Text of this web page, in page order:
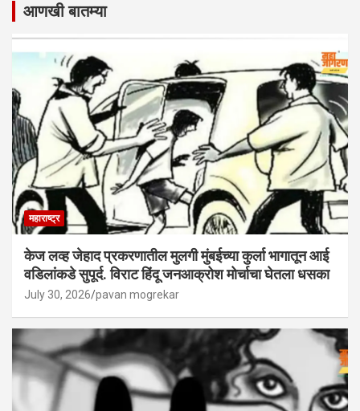
आणखी बातम्या
महाराष्ट्र
केज लव्ह जेहाद प्रकरणातील मुलगी मुंबईच्या कुर्ला भागातून आई
वडिलांकडे सुपूर्द. विराट हिंदू जनआक्रोश मोर्चाचा घेतला धसका
July 30, 2026 pavan mogrekar